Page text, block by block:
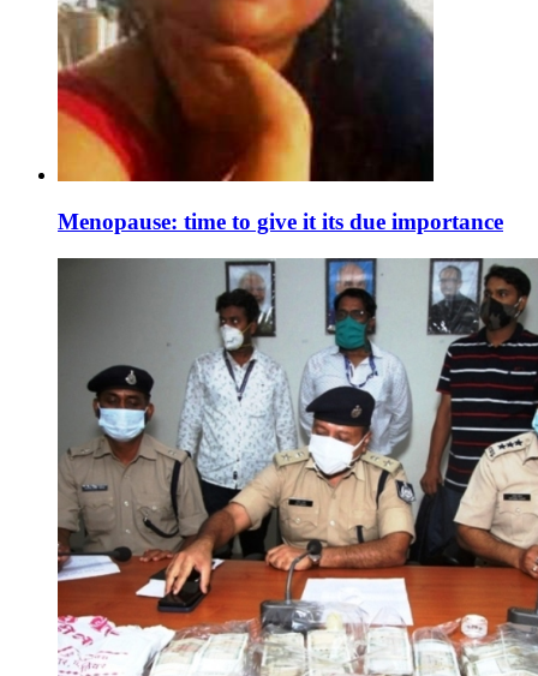
Menopause: time to give it its due importance